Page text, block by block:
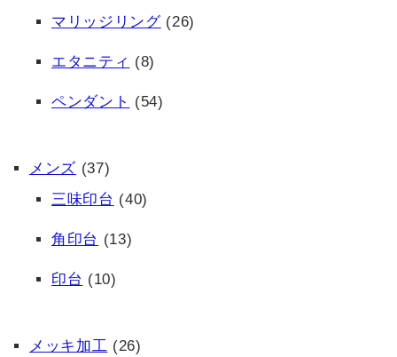
マリッジリング(26)
エタニティ (8)
ペンダント (54)
メンズ (37)
三味印台 (40)
角印台 (13)
印台 (10)
メッキ加工 (26)